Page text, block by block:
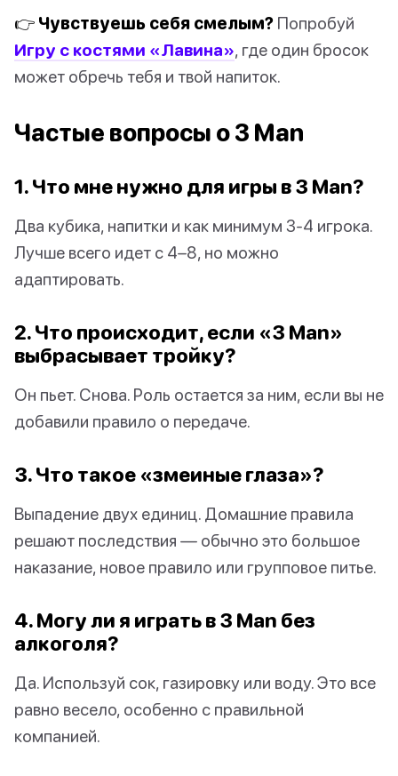
👉 Чувствуешь себя смелым? Попробуй
Игру с костями «Лавина», где один бросок
может обречь тебя и твой напиток.
Частые вопросы о 3 Man
1. Что мне нужно для игры в 3 Man?
Два кубика, напитки и как минимум 3-4 игрока.
Лучше всего идет с 4–8, но можно
адаптировать.
2. Что происходит, если «3 Man»
выбрасывает тройку?
Он пьет. Снова. Роль остается за ним, если вы не
добавили правило о передаче.
3. Что такое «змеиные глаза»?
Выпадение двух единиц. Домашние правила
решают последствия — обычно это большое
наказание, новое правило или групповое питье.
4. Могу ли я играть в 3 Man без
алкоголя?
Да. Используй сок, газировку или воду. Это все
равно весело, особенно с правильной
компанией.